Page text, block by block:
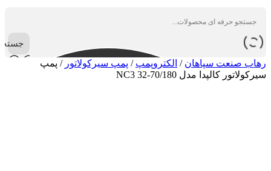
رهاب صنعت سپاهان / الکتروپمپ / پمپ سیرکولاتور / پمپ
سیرکولاتور کالپدا مدل NC3 32-70/180